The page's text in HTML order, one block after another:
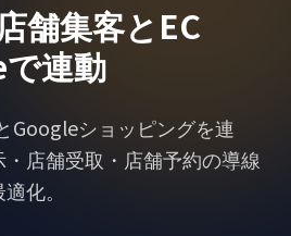
舗集客とEC
連動
Googleショッピングを連
店舗受取・店舗予約の導線
化。